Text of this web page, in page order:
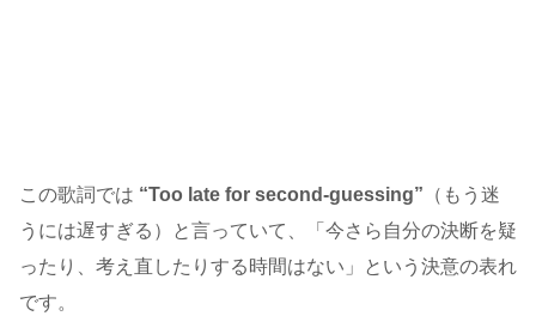
この歌詞では “Too late for second-guessing” （もう迷
うには遅すぎる）と言っていて、「今さら自分の決断を疑
ったり、考え直したりする時間はない」という決意の表れ
です。